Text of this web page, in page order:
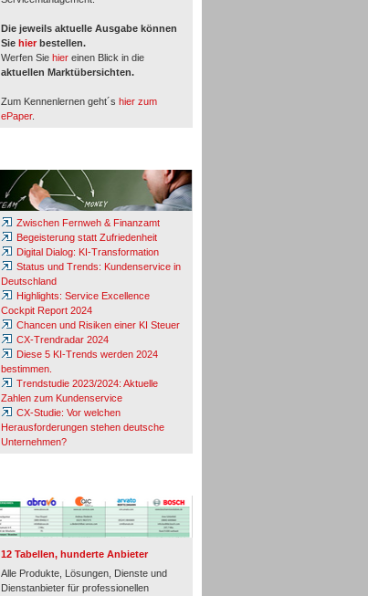
Die jeweils aktuelle Ausgabe können
Sie hier bestellen.
Werfen Sie hier einen Blick in die
aktuellen Marktübersichten.
Zum Kennenlernen geht´s hier zum
ePaper.
Zwischen Fernweh & Finanzamt
Begeisterung statt Zufriedenheit
Digital Dialog: KI-Transformation
Status und Trends: Kundenservice in
Deutschland
Highlights: Service Excellence
Cockpit Report 2024
Chancen und Risiken einer KI Steuer
CX-Trendradar 2024
Diese 5 KI-Trends werden 2024
bestimmen.
Trendstudie 2023/2024: Aktuelle
Zahlen zum Kundenservice
CX-Studie: Vor welchen
Herausforderungen stehen deutsche
Unternehmen?
12 Tabellen, hunderte Anbieter
Alle Produkte, Lösungen, Dienste und
Dienstanbieter für professionellen